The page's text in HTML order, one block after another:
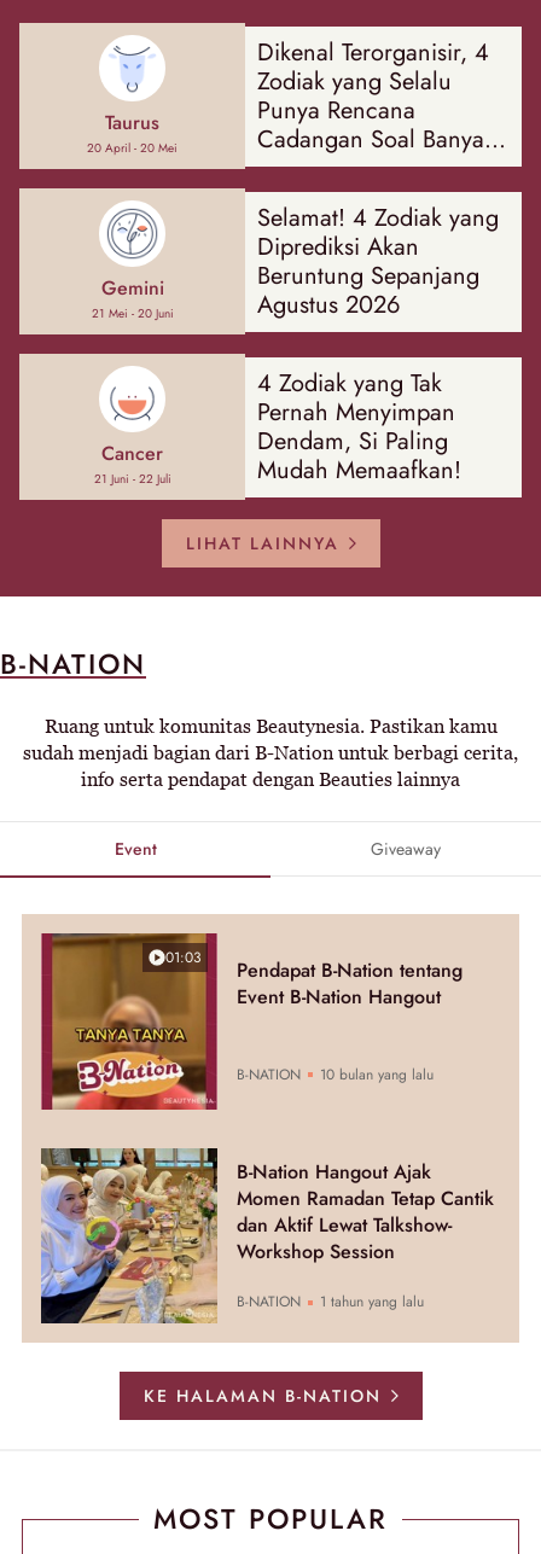
Taurus
20 April - 20 Mei
Dikenal Terorganisir, 4
Zodiak yang Selalu
Punya Rencana
Cadangan Soal Banyak
Hal
Gemini
21 Mei - 20 Juni
Selamat! 4 Zodiak yang
Diprediksi Akan
Beruntung Sepanjang
Agustus 2026
Cancer
21 Juni - 22 Juli
4 Zodiak yang Tak
Pernah Menyimpan
Dendam, Si Paling
Mudah Memaafkan!
LIHAT LAINNYA
B-NATION
Ruang untuk komunitas Beautynesia. Pastikan kamu
sudah menjadi bagian dari B-Nation untuk berbagi cerita,
info serta pendapat dengan Beauties lainnya
Event Giveaway
01:03
Pendapat B-Nation tentang
Event B-Nation Hangout
B-NATION 10 bulan yang lalu
B-Nation Hangout Ajak
Momen Ramadan Tetap Cantik
dan Aktif Lewat Talkshow-
Workshop Session
B-NATION 1 tahun yang lalu
KE HALAMAN B-NATION
MOST POPULAR